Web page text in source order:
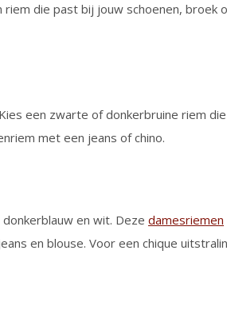
die past bij jouw schoenen, broek
een zwarte of donkerbruine riem
met een jeans of chino.
en wit. Deze damesriemen
en blouse. Voor een chique